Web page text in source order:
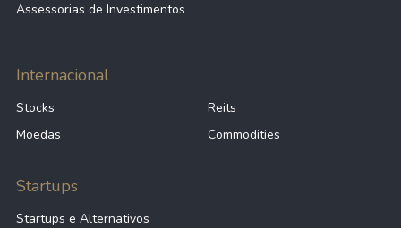
Assessorias de Investimentos
Internacional
Stocks
Reits
Moedas
Commodities
Startups
Startups e Alternativos